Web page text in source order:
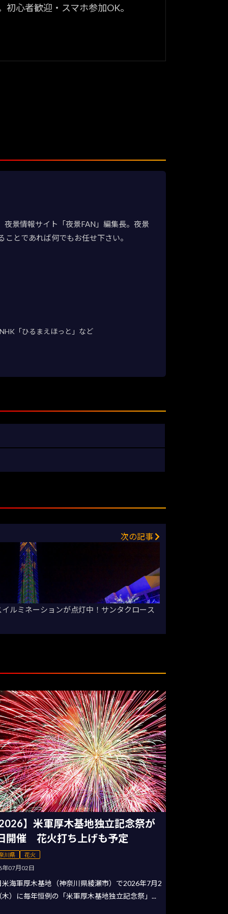
心者歓迎・スマホ参加OK。
景情報サイト「夜景FAN」編集長。夜景
とであれば何でもお任せ下さい。
「ひるまえほっと」など
次の記事
ルミネーションが点灯中！サンタクロース
】米軍厚木基地独立記念祭が
開催 花火打ち上げも予定
川県 花火
年07月02日
米海軍厚木基地（神奈川県綾瀬市）で2026年7月2
木）に毎年恒例の「米軍厚木基地独立記念祭」...